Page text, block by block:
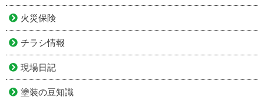
火災保険
チラシ情報
現場日記
塗装の豆知識